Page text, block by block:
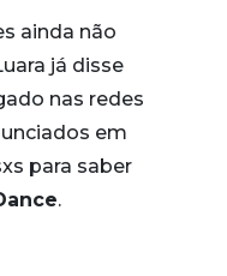
ainda não
já disse
nas redes
em
para saber
.